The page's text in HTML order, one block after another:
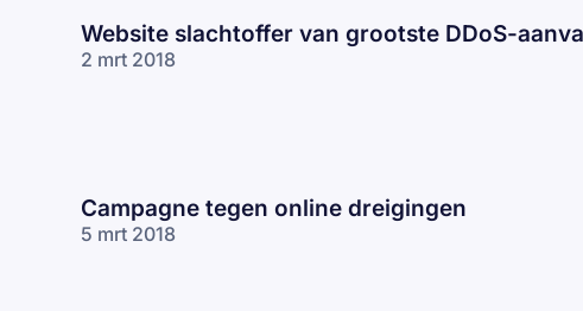
Website slachtoffer van grootste DDoS-
2 mrt 2018
Campagne tegen online dreigingen
5 mrt 2018